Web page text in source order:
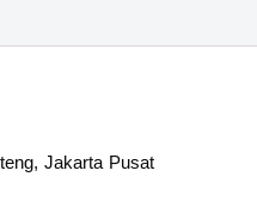
Jakarta Pusat